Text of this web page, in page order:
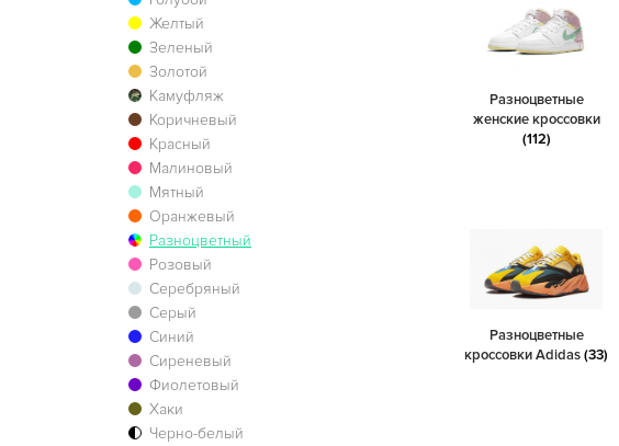
Разноцветные
женские кроссовки
(112)
Разноцветные
кроссовки Adidas(33)
Желтый
Зеленый
Золотой
Камуфляж
Коричневый
Красный
Малиновый
Мятный
Оранжевый
Разноцветный
Розовый
Серебряный
Серый
Синий
Сиреневый
Фиолетовый
Хаки
Черно-белый